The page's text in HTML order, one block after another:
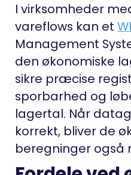
I virksomheder
vareflows kan et
Management
den økonomiske
sikre præcise
sporbarhed og
lagertal. Når
korrekt, bliver de
beregninger også